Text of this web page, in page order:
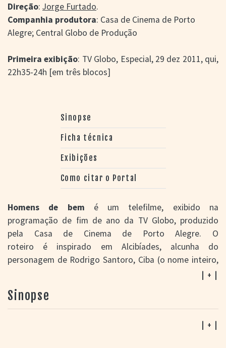
> DISCOGRAFIAS
> BIBLIOGRAFIAS
CONTATO E
Direção: Jorge Furtado.
Companhia produtora: Casa de Cinema de Porto
Alegre; Central Globo de Produção
Primeira exibição: TV Globo, Especial, 29 dez 2011, qui,
22h35-24h [em três blocos]
Sinopse
Ficha técnica
Exibições
Como citar o Portal
Homens de bem é um telefilme, exibido na
programação de fim de ano da TV Globo, produzido
pela Casa de Cinema de Porto Alegre. O
roteiro é inspirado em Alcibíades, alcunha do
personagem de Rodrigo Santoro, Ciba (o nome inteiro,
Alcibíades, é citado pelo menos uma vez). Ele era um
ao longo de guerras, sempre a serviço do mais fraco.
[informação de Jorge Furtado para o Portal do Cinema
| + |
Sinopse
| + |